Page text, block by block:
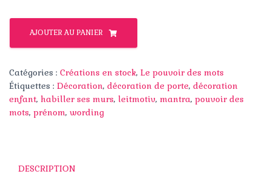
quantité
Bisou,
peu
d'amour
en
quelques
AJOUTER AU PANIER
Catégories : Créations en stock, Le pouvoir des mots
Étiquettes : Décoration, décoration de porte, décoration
enfant, habiller ses murs, leitmotiv, mantra, pouvoir des
mots, prénom, wording
DESCRIPTION